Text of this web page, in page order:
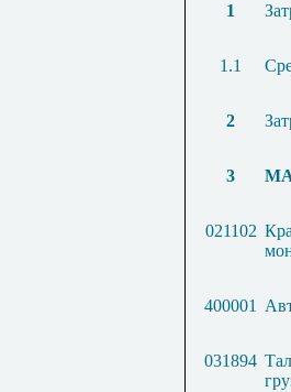
1
1.1
2
3
021102
400001
031894